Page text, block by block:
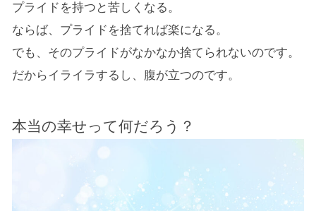
プライドを持つと苦しくなる。
ならば、プライドを捨てれば楽になる。
でも、そのプライドがなかなか捨てられないのです。
だからイライラするし、腹が立つのです。
本当の幸せって何だろう？